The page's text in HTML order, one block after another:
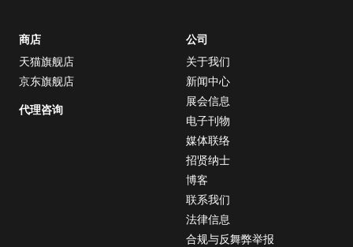
商店
天猫旗舰店
京东旗舰店
代理咨询
公司
关于我们
新闻中心
展会信息
电子刊物
媒体联络
招贤纳士
博客
联系我们
法律信息
合规与反舞弊举报